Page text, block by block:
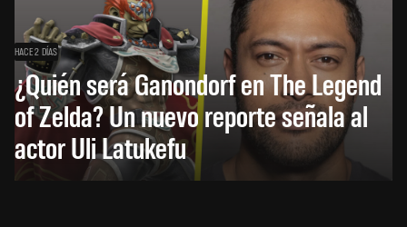
HACE 2 DÍAS
¿Quién será Ganondorf en The Legend
of Zelda? Un nuevo reporte señala al
actor Uli Latukefu